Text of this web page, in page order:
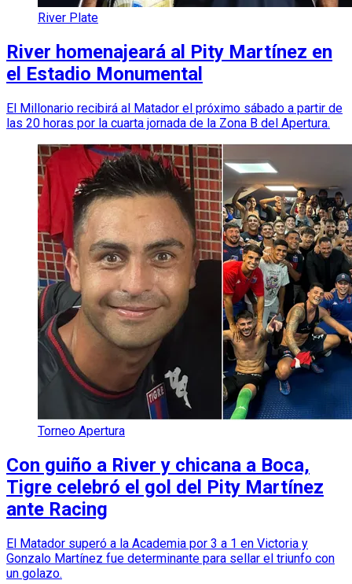
River Plate
River homenajeará al Pity Martínez en
el Estadio Monumental
El Millonario recibirá al Matador el próximo sábado a partir de
las 20 horas por la cuarta jornada de la Zona B del Apertura.
Torneo Apertura
Con guiño a River y chicana a Boca,
Tigre celebró el gol del Pity Martínez
ante Racing
El Matador superó a la Academia por 3 a 1 en Victoria y
Gonzalo Martínez fue determinante para sellar el triunfo con
un golazo.